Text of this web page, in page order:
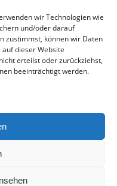
wir Technologien wie
und/oder darauf
zustimmst, können wir Daten
dieser Website
erteilst oder zurückziehst,
beeinträchtigt werden.